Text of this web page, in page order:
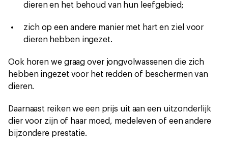
dieren en het behoud van hun leefgebied;
zich op een andere manier met hart en ziel voor
dieren hebben ingezet.
Ook horen we graag over jongvolwassenen die zich
hebben ingezet voor het redden of beschermen van
dieren.
Daarnaast reiken we een prijs uit aan een uitzonderlijk
dier voor zijn of haar moed, medeleven of een andere
bijzondere prestatie.